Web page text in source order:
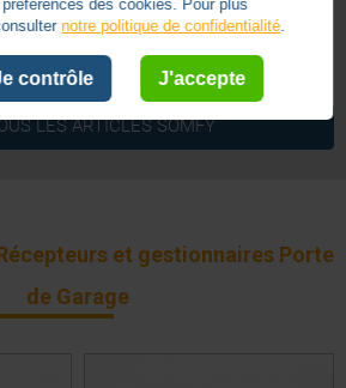
RTS
LES ARTICLESSOMFY
et gestionnaires Porte
de Garage
des cookies. Pour plus
notre politique de confidentialité.
contrôle J'accepte